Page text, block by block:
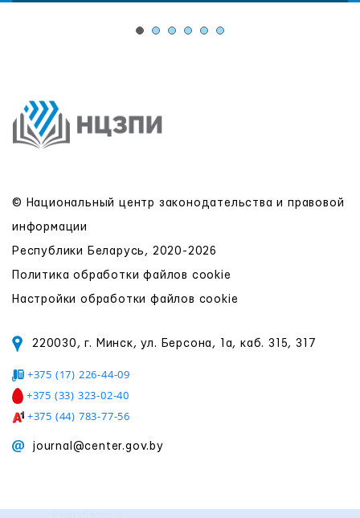
© Национальный центр законодательства и правовой
информации
Республики Беларусь, 2020-2026
Политика обработки файлов cookie
Настройки обработки файлов cookie
220030, г. Минск, ул. Берсона, 1а, каб. 315, 317
+375 (17) 226-44-09
+375 (33) 323-02-40
+375 (44) 783-77-56
journal@center.gov.by